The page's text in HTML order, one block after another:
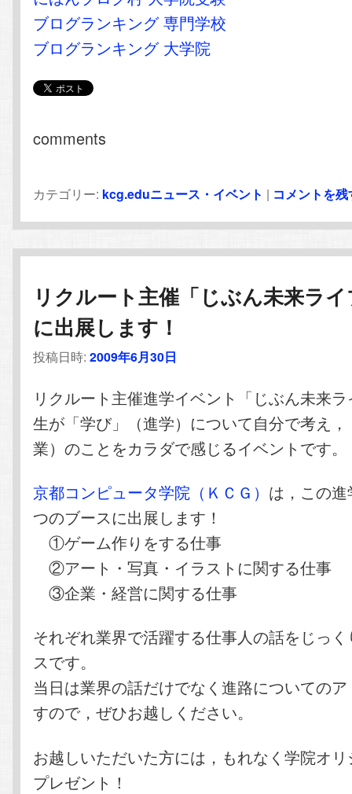
ブログランキング 専門学校
ブログランキング 大学院
comments
カテゴリー: kcg.eduニュース・イベント | コメントを残
リクルート主催「じぶん未来ラ
に出展します！
投稿日時:2009年6月30日
リクルート主催進学イベント「じぶん未来
生が「学び」（進学）について自分で考え
業）のことをカラダで感じるイベントです。
京都コンピュータ学院（ＫＣＧ） は，この
つのブースに出展します！
①ゲーム作りをする仕事
②アート・写真・イラストに関する仕事
③企業・経営に関する仕事
それぞれ業界で活躍する仕事人の話をじっ
スです。
当日は業界の話だけでなく進路についての
すので，ぜひお越しください。
お越しいただいた方には，もれなく学院オ
プレゼント！